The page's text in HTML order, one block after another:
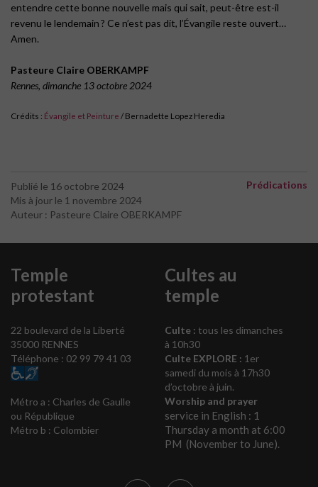
entendre cette bonne nouvelle mais qui sait, peut-être est-il
revenu le lendemain ? Ce n’est pas dit, l’Évangile reste ouvert…
Amen.
Pasteure Claire OBERKAMPF
Rennes, dimanche 13 octobre 2024
Crédits : Évangile et Peinture / Bernadette Lopez Heredia
Publié le 16 octobre 2024
Mis à jour le 1 novembre 2024
Auteur : Pasteure Claire OBERKAMPF
Prédications
Temple
protestant
22 boulevard de la Liberté
35000 RENNES
Téléphone : 02 99 79 41 03
Métro a : Charles de Gaulle
ou République
Métro b : Colombier
Cultes au
temple
Culte : tous les dimanches
à 10h30
Culte EXPLORE : 1er
samedi du mois à 17h30
d’octobre à juin.
Worship and prayer
service in English : 1
Thursday a month at 6:00
PM (November to June).